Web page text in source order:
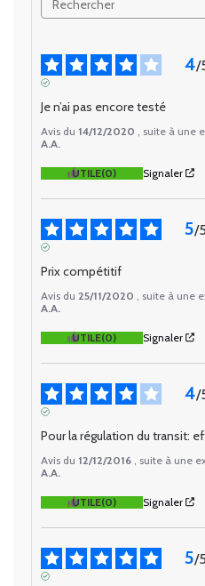
4/
Je n’ai pas encore testé
Avis du 14/12/2020 , suite à une
A.A.
UTILE(0) Signaler
5/5
Prix compétitif
Avis du 25/11/2020 , suite à une
A.A.
UTILE(0) Signaler
4/
Pour la régulation du transit:
Avis du 12/12/2016 , suite à une
A.A.
UTILE(0) Signaler
5/5